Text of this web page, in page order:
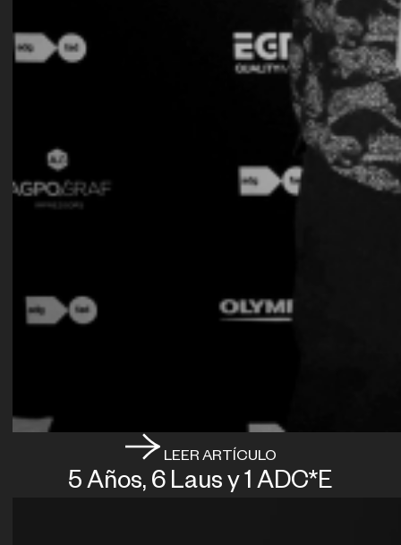
LEER ARTÍCULO
5 Años, 6 Laus y 1 ADC*E